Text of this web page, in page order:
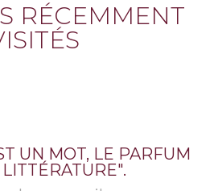
RÉCEMMENT
UN MOT, LE PARFUM